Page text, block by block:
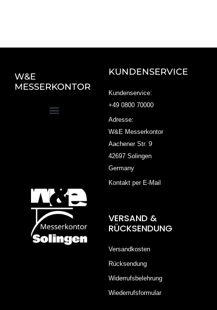
W&E
MESSERKONTOR
KUNDENSERVICE
Kundenservice:
+49 0800 70000
Adresse:
W&E Messerkontor
Aachener Str. 9
42697 Solingen
Germany
Kontakt per E-Mail
VERSAND &
RÜCKSENDUNG
Versandkosten
Rücksendung
Widerrufsbelehrung
Wiederrufsformular